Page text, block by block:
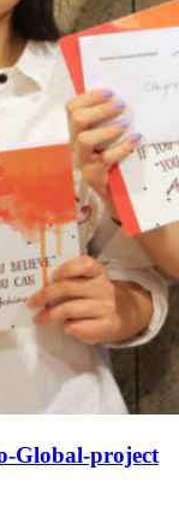
Global-project